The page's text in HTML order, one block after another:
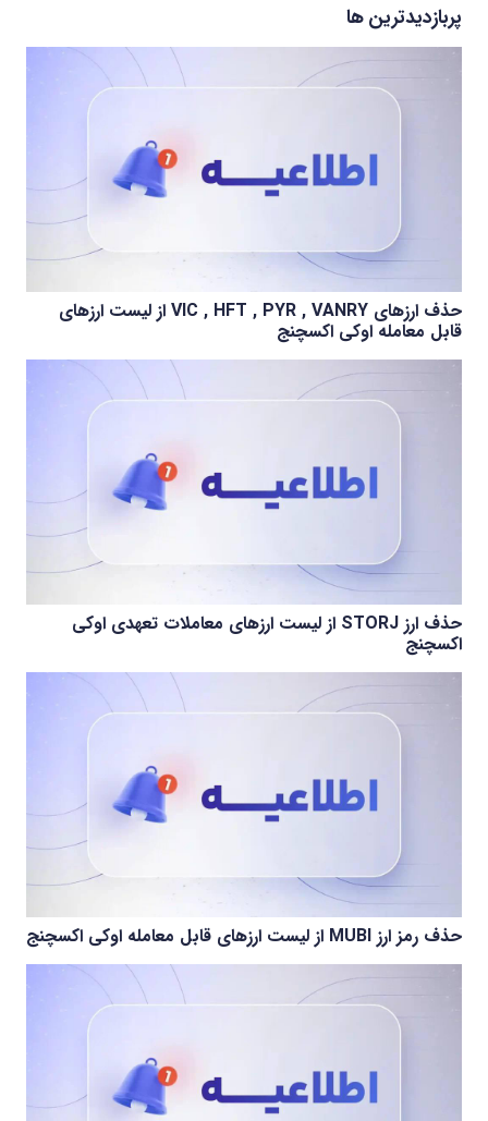
پربازدیدترین ها
حذف ارزهای VIC , HFT , PYR , VANRY از لیست ارزهای
قابل معامله اوکی اکسچنج
حذف ارز STORJ از لیست ارزهای معاملات تعهدی اوکی
اکسچنج
حذف رمز ارز MUBI از لیست ارزهای قابل معامله اوکی اکسچنج